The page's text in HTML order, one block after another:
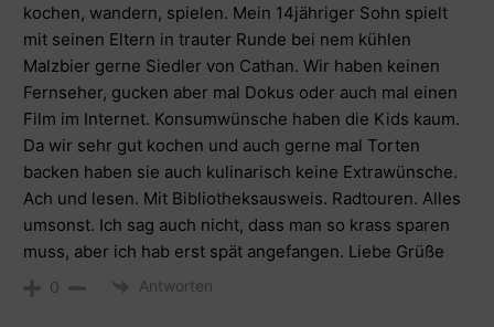
kochen, wandern, spielen. Mein 14jähriger Sohn spielt
mit seinen Eltern in trauter Runde bei nem kühlen
Malzbier gerne Siedler von Cathan. Wir haben keinen
Fernseher, gucken aber mal Dokus oder auch mal einen
Film im Internet. Konsumwünsche haben die Kids kaum.
Da wir sehr gut kochen und auch gerne mal Torten
backen haben sie auch kulinarisch keine Extrawünsche.
Ach und lesen. Mit Bibliotheksausweis. Radtouren. Alles
umsonst. Ich sag auch nicht, dass man so krass sparen
muss, aber ich hab erst spät angefangen. Liebe Grüße
0 Antworten